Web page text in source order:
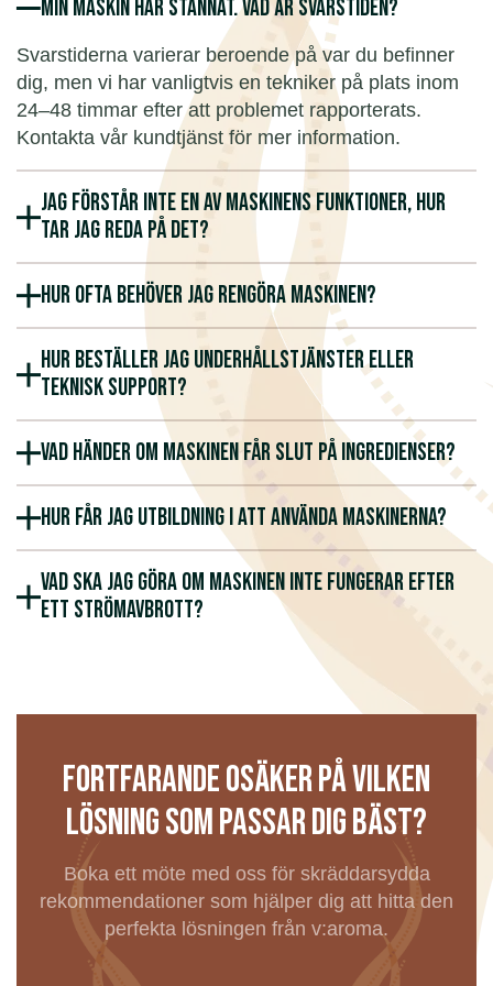
Min maskin har stannat. Vad är svarstiden?
Svarstiderna varierar beroende på var du befinner
dig, men vi har vanligtvis en tekniker på plats inom
24–48 timmar efter att problemet rapporterats.
Kontakta vår kundtjänst för mer information.
Jag förstår inte en av maskinens funktioner, hur
tar jag reda på det?
Hur ofta behöver jag rengöra maskinen?
Hur beställer jag underhållstjänster eller
teknisk support?
Vad händer om maskinen får slut på ingredienser?
Hur får jag utbildning i att använda maskinerna?
Vad ska jag göra om maskinen inte fungerar efter
ett strömavbrott?
Fortfarande osäker på vilken
lösning som passar dig bäst?
Boka ett möte med oss för skräddarsydda
rekommendationer som hjälper dig att hitta den
perfekta lösningen från v:aroma.